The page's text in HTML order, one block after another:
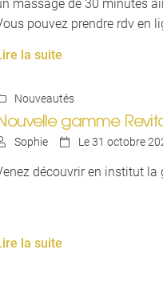
massage de 30 minutes
pouvez prendre rdv en
la suite
Nouveautés
gamme
Sophie  Le 31 octobre
découvrir en institut la
la suite